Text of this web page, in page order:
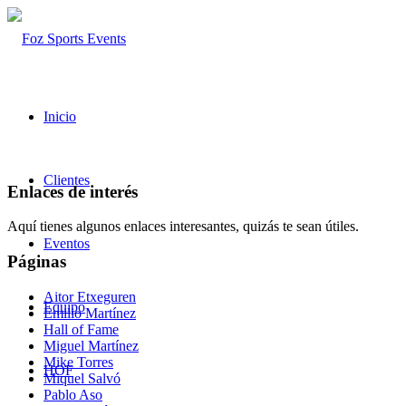
Inicio
Clientes
Eventos
Equipo
HOF
Enlaces de interés
Aquí tienes algunos enlaces interesantes, quizás te sean útiles.
Páginas
Aitor Etxeguren
Emilio Martínez
Hall of Fame
Miguel Martínez
Mike Torres
Miquel Salvó
Pablo Aso